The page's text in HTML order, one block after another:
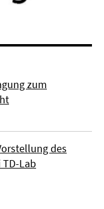
zum
des
Lab